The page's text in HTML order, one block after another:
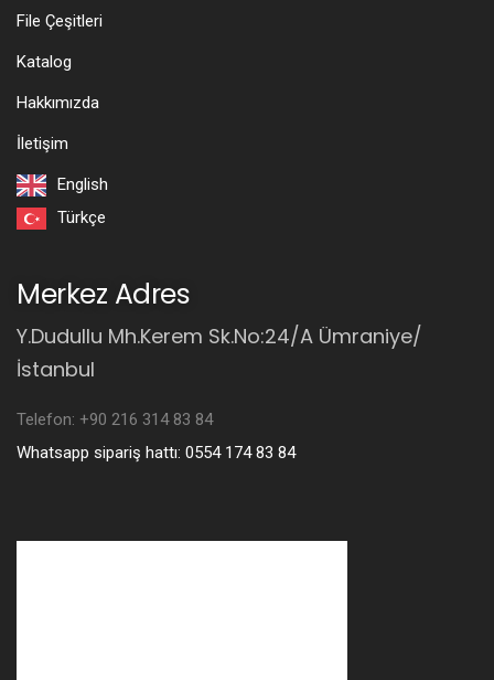
Merkez Adres
Y.Dudullu Mh.Kerem Sk.No:24/A Ümraniye/
İstanbul
Telefon: +90 216 314 83 84
Whatsapp sipariş hattı: 0554 174 83 84
File Çeşitleri
Katalog
Hakkımızda
İletişim
English
Türkçe